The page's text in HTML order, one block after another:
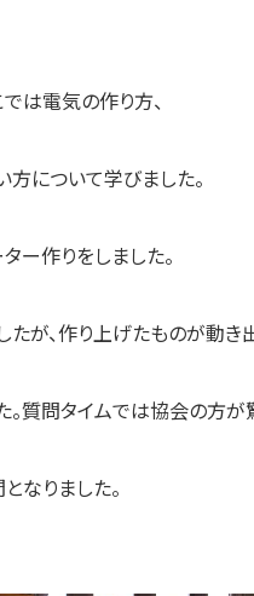
は電気の作り方、
について学びました。
ー作りをしました。
が、作り上げたものが動き
質問タイムでは協会の方が
なりました。